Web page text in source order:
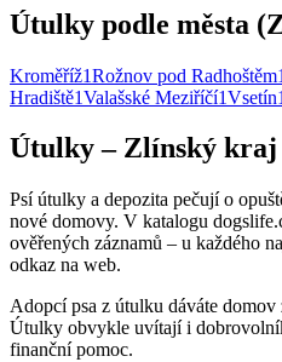
Útulky podle města
Kroměříž1Rožnov pod Radhoštěm1
Hradiště1Valašské Meziříčí1Vsetín1
Útulky – Zlínský kraj
Psí útulky a depozita pečují o
nové domovy. V katalogu
ověřených záznamů – u každého
odkaz na web.
Adopcí psa z útulku dáváte
Útulky obvykle uvítají i
finanční pomoc.